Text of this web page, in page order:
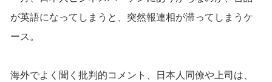
が英語になってしまうと、突然報連相が滞ってしまうケ
ース。
海外でよく聞く批判的コメント、日本人同僚や上司は、